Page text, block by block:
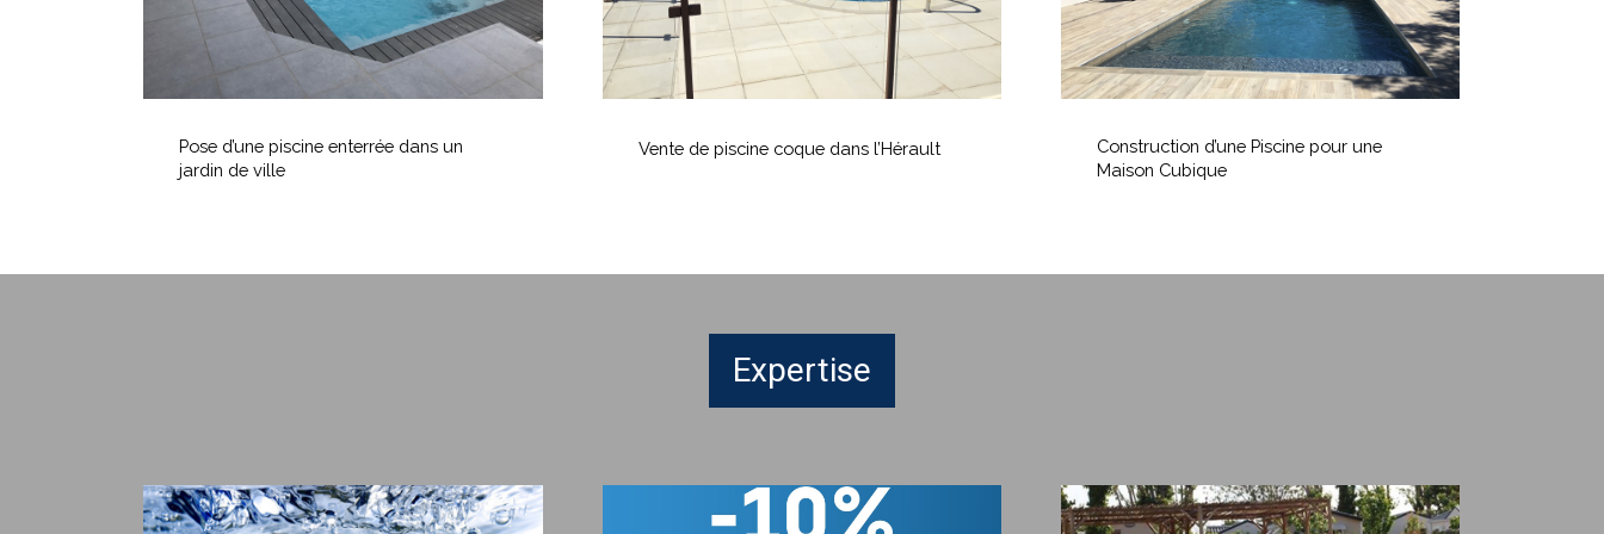
d’une
piscine
Pose d’une piscine enterrée dans un
jardin de ville
Vente de piscine coque dans l’Hérault
d’une
Piscine
Construction d’une Piscine pour une
Maison Cubique
Expertise
Choisir
une
Pourquoi
choisir